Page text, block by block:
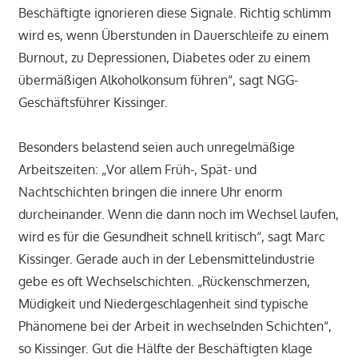
Beschäftigte ignorieren diese Signale. Richtig schlimm
wird es, wenn Überstunden in Dauerschleife zu einem
Burnout, zu Depressionen, Diabetes oder zu einem
übermäßigen Alkoholkonsum führen“, sagt NGG-
Geschäftsführer Kissinger.
Besonders belastend seien auch unregelmäßige
Arbeitszeiten: „Vor allem Früh-, Spät- und
Nachtschichten bringen die innere Uhr enorm
durcheinander. Wenn die dann noch im Wechsel laufen,
wird es für die Gesundheit schnell kritisch“, sagt Marc
Kissinger. Gerade auch in der Lebensmittelindustrie
gebe es oft Wechselschichten. „Rückenschmerzen,
Müdigkeit und Niedergeschlagenheit sind typische
Phänomene bei der Arbeit in wechselnden Schichten“,
so Kissinger. Gut die Hälfte der Beschäftigten klage